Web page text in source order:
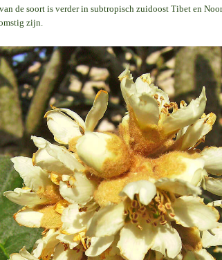
de soort is verder in subtropisch zuidoost Tibet en
zijn.